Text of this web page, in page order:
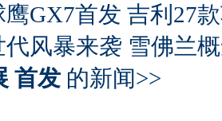
鹰GX7首发 吉利27
代风暴来袭 雪佛兰
首发 的新闻>>